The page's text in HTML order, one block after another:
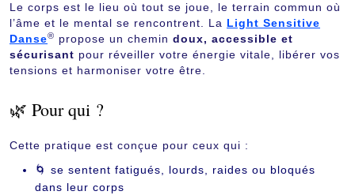
Le corps est le lieu où tout se joue, le terrain commun où
l’âme et le mental se rencontrent. La Light Sensitive
Danse® propose un chemin doux, accessible et
sécurisant pour réveiller votre énergie vitale, libérer vos
tensions et harmoniser votre être.
🌿 Pour qui ?
Cette pratique est conçue pour ceux qui :
🌀 se sentent fatigués, lourds, raides ou bloqués
dans leur corps